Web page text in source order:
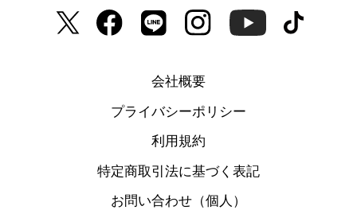
会社概要
プライバシーポリシー
利用規約
特定商取引法に基づく表記
お問い合わせ（個人）